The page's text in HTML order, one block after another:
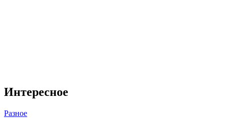
Интересное
Разное